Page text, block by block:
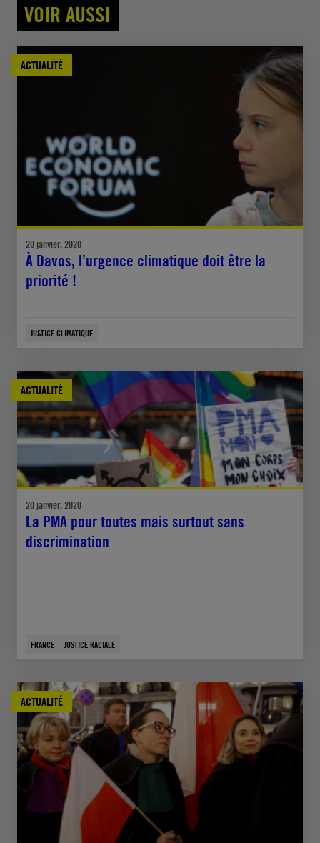
VOIR AUSSI
ACTUALITÉ
20 janvier, 2020
À Davos, l’urgence climatique doit être la
priorité !
JUSTICE CLIMATIQUE
ACTUALITÉ
20 janvier, 2020
La PMA pour toutes mais surtout sans
discrimination
FRANCE JUSTICE RACIALE
ACTUALITÉ